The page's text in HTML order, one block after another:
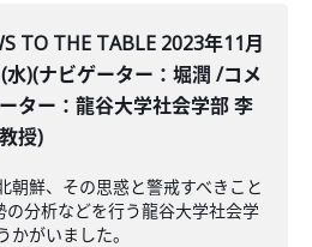
TO THE TABLE 2023年11月
水)(ナビゲーター：堀潤 /コメ
ター：龍谷大学社会学部 李
授)
朝鮮、その思惑と警戒すべきこと
分析などを行う龍谷大学社会学
がいました。